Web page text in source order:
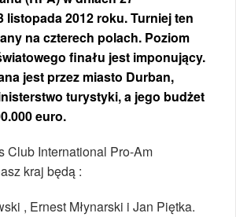
listopada 2012 roku. Turniej ten
na czterech polach. Poziom
finału jest imponujący.
jest przez miasto Durban,
turystyki, a jego budżet
euro.
Club International Pro-Am
kraj będą :
, Ernest Młynarski i Jan Piętka.